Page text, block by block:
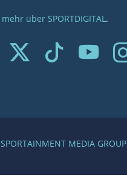
mehr über SPORTDIGITAL.
SPORTAINMENT MEDIA GROUP